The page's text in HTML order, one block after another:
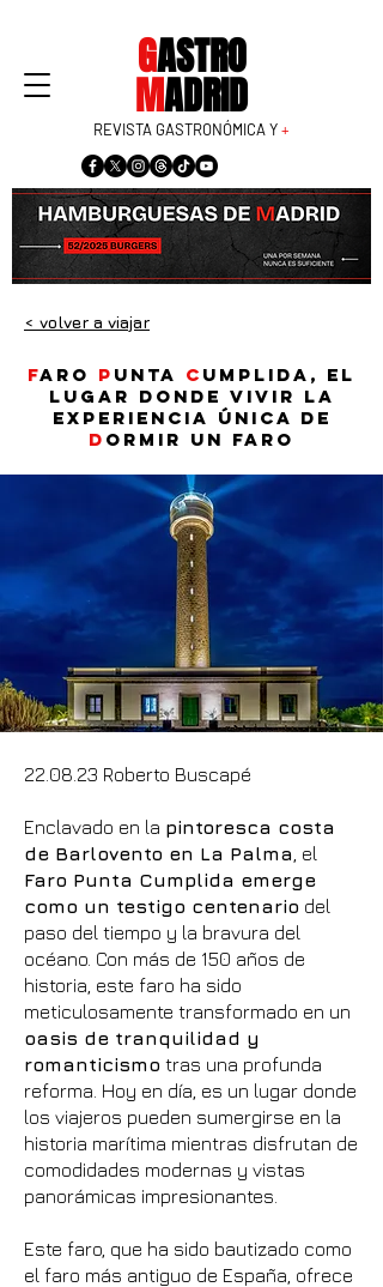
GASTRO
MADRID
REVISTA GASTRONÓMICA Y+
< volver a viajar
Faro P unta C umplida, el
lugar donde vivir la
experiencia única de
d ormir un faro
22.08.23 Roberto Buscapé
Enclavado en la pintoresca costa
de Barlovento en La Palma , el
Faro Punta Cumplida emerge
como un testigo centenario del
paso del tiempo y la bravura del
océano. Con más de 150 años de
historia, este faro ha sido
meticulosamente transformado en un
oasis de tranquilidad y
romanticismo tras una profunda
reforma. Hoy en día, es un lugar donde
los viajeros pueden sumergirse en la
historia marítima mientras disfrutan de
comodidades modernas y vistas
panorámicas impresionantes.
Este faro, que ha sido bautizado como
el faro más antiguo de España, ofrece